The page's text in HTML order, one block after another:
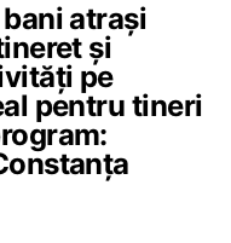
atrași
și
pe
pentru tineri